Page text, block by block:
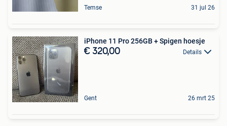
Temse 31 jul 26
iPhone 11 Pro 256GB + Spigen hoesje
€ 320,00 Details
Gent 26 mrt 25